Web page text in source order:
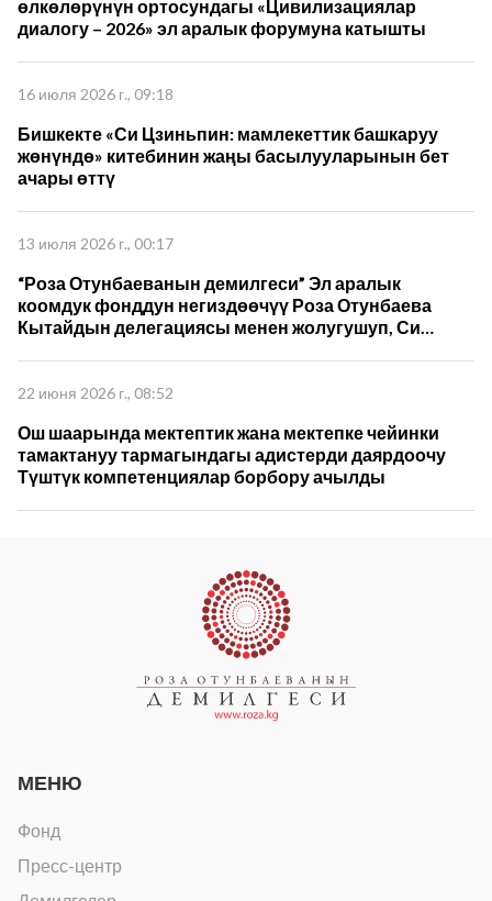
өлкөлөрүнүн ортосундагы «Цивилизациялар
диалогу – 2026» эл аралык форумуна катышты
16 июля 2026 г., 09:18
Бишкекте «Си Цзиньпин: мамлекеттик башкаруу
жөнүндө» китебинин жаңы басылууларынын бет
ачары өттү
13 июля 2026 г., 00:17
“Роза Отунбаеванын демилгеси” Эл аралык
коомдук фонддун негиздөөчүү Роза Отунбаева
Кытайдын делегациясы менен жолугушуп, Си
22 июня 2026 г., 08:52
Ош шаарында мектептик жана мектепке чейинки
тамактануу тармагындагы адистерди даярдоочу
Түштүк компетенциялар борбору ачылды
МЕНЮ
Фонд
Пресс-центр